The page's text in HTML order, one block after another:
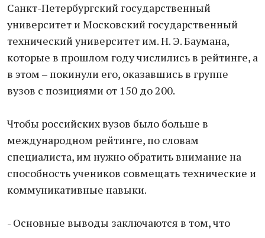
Санкт-Петербургский государственный
университет и Московский государственный
технический университет им. Н. Э. Баумана,
которые в прошлом году числились в рейтинге, а
в этом – покинули его, оказавшись в группе
вузов с позициями от 150 до 200.
Чтобы российских вузов было больше в
международном рейтинге, по словам
специалиста, им нужно обратить внимание на
способность учеников совмещать технические и
коммуникативные навыки.
- Основные выводы заключаются в том, что